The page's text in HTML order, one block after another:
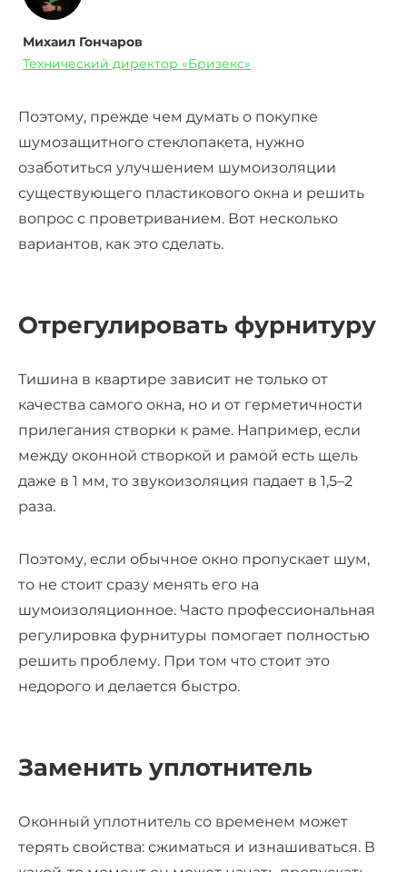
Михаил Гончаров
Технический директор «Бризекс»
Поэтому, прежде чем думать о покупке
шумозащитного стеклопакета, нужно
озаботиться улучшением шумоизоляции
существующего пластикового окна и решить
вопрос с проветриванием. Вот несколько
вариантов, как это сделать.
Отрегулировать фурнитуру
Тишина в квартире зависит не только от
качества самого окна, но и от герметичности
прилегания створки к раме. Например, если
между оконной створкой и рамой есть щель
даже в 1 мм, то звукоизоляция падает в 1,5–2
раза.
Поэтому, если обычное окно пропускает шум,
то не стоит сразу менять его на
шумоизоляционное. Часто профессиональная
регулировка фурнитуры помогает полностью
решить проблему. При том что стоит это
недорого и делается быстро.
Заменить уплотнитель
Оконный уплотнитель со временем может
терять свойства: сжиматься и изнашиваться. В